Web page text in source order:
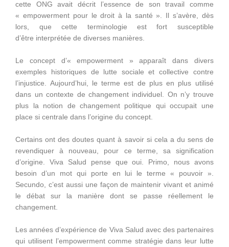
cette ONG avait décrit l’essence de son travail comme
« empowerment pour le droit à la santé ». Il s’avère, dès
lors, que cette terminologie est fort susceptible
d’être interprétée de diverses manières.
Le concept d’« empowerment » apparaît dans divers
exemples historiques de lutte sociale et collective contre
l’injustice. Aujourd’hui, le terme est de plus en plus utilisé
dans un contexte de changement individuel. On n’y trouve
plus la notion de changement politique qui occupait une
place si centrale dans l’origine du concept.
Certains ont des doutes quant à savoir si cela a du sens de
revendiquer à nouveau, pour ce terme, sa signification
d’origine. Viva Salud pense que oui. Primo, nous avons
besoin d’un mot qui porte en lui le terme « pouvoir ».
Secundo, c’est aussi une façon de maintenir vivant et animé
le débat sur la manière dont se passe réellement le
changement.
Les années d’expérience de Viva Salud avec des partenaires
qui utilisent l’empowerment comme stratégie dans leur lutte